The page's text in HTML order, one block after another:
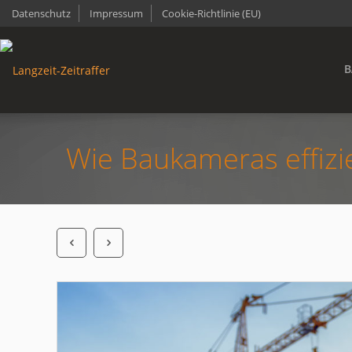
Datenschutz Impressum Cookie-Richtlinie (EU)
Wie Baukameras